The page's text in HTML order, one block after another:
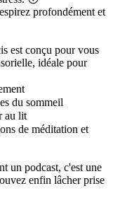
profondément et
est conçu pour vous
idéale pour
du sommeil
au lit
de méditation et
un podcast, c'est une
enfin lâcher prise